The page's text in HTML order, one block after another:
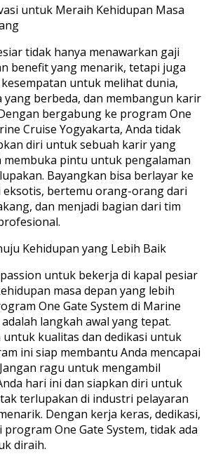
untuk Meraih Kehidupan Masa
tidak hanya menawarkan gaji
benefit yang menarik, tetapi juga
untuk melihat dunia,
yang berbeda, dan membangun karir
bergabung ke program One
Cruise Yogyakarta, Anda tidak
diri untuk sebuah karir yang
membuka pintu untuk pengalaman
Bayangkan bisa berlayar ke
eksotis, bertemu orang-orang dari
dan menjadi bagian dari tim
Kehidupan yang Lebih Baik
untuk bekerja di kapal pesiar
masa depan yang lebih
One Gate System di Marine
langkah awal yang tepat.
kualitas dan dedikasi untuk
ini siap membantu Anda mencapai
ragu untuk mengambil
hari ini dan siapkan diri untuk
terlupakan di industri pelayaran
Dengan kerja keras, dedikasi,
One Gate System, tidak ada
diraih.